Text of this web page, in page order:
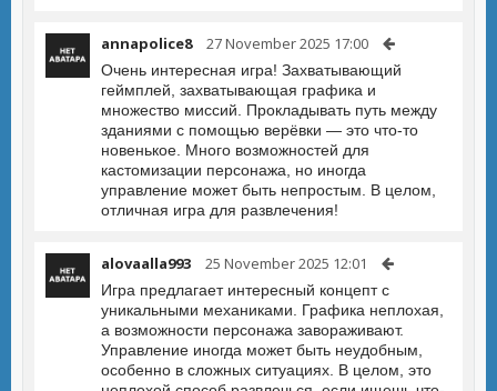
annapolice8 27 November 2025 17:00
Очень интересная игра! Захватывающий
геймплей, захватывающая графика и
множество миссий. Прокладывать путь между
зданиями с помощью верёвки — это что-то
новенькое. Много возможностей для
кастомизации персонажа, но иногда
управление может быть непростым. В целом,
отличная игра для развлечения!
alovaalla993 25 November 2025 12:01
Игра предлагает интересный концепт с
уникальными механиками. Графика неплохая,
а возможности персонажа завораживают.
Управление иногда может быть неудобным,
особенно в сложных ситуациях. В целом, это